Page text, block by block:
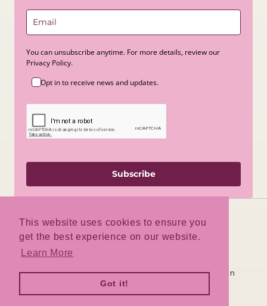
This website uses cookies to ensure you
get the best experience on our website.
Learn More
Got it!
You can unsubscribe anytime. For more details, review our
Privacy Policy.
Opt in to receive news and updates.
Subscribe
FacebookInstagram
TikTok
Deze winkel wordt door
aangedreven
Ben je de winkeleigenaar?Log hier in